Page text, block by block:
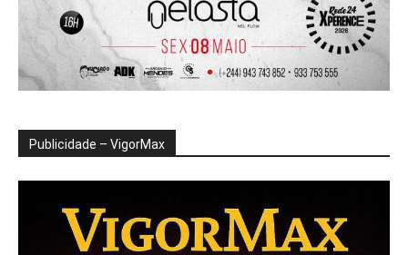
Publicidade – VigorMax